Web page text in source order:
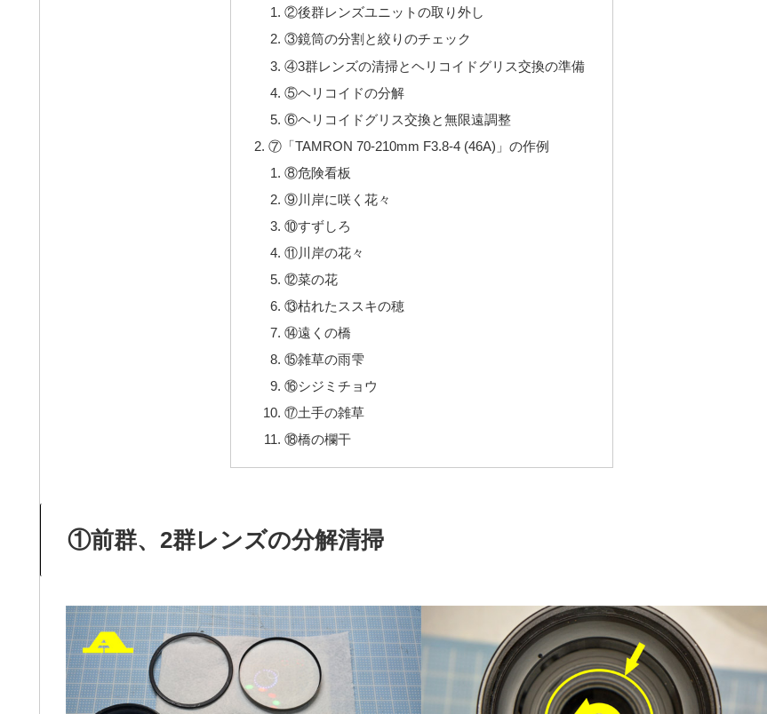
②後群レンズユニットの取り外し
③鏡筒の分割と絞りのチェック
④3群レンズの清掃とヘリコイドグリス交換の準備
⑤ヘリコイドの分解
⑥ヘリコイドグリス交換と無限遠調整
⑦「TAMRON 70-210mm F3.8-4 (46A)」の作例
⑧危険看板
⑨川岸に咲く花々
⑩すずしろ
⑪川岸の花々
⑫菜の花
⑬枯れたススキの穂
⑭遠くの橋
⑮雑草の雨雫
⑯シジミチョウ
⑰土手の雑草
⑱橋の欄干
①前群、2群レンズの分解清掃